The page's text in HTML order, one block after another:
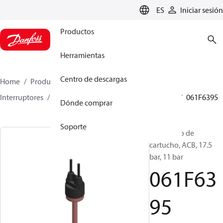
ES Iniciar sesión
Productos
Herramientas
Centro de descargas
Dónde comprar
Soporte
Home Productos
Climate Solutions for cooling
Interruptores
061F6395
Presostato de
cartucho, ACB, 17.5
bar, 11 bar
061F63
95